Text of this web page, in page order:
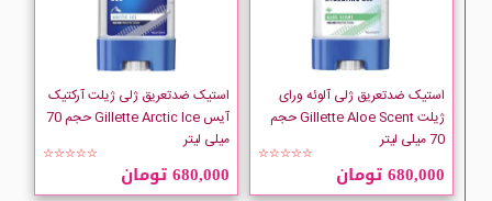
Bielenda
BIONSEN
Bio-Oil
BMS
استیک ضدتعریق ژلی آلوئه ورای
ژیلت Gillette Aloe Scent حجم
70 میلی لیتر
☆☆☆☆☆
680,000 تومان
استیک ضدتعریق ژلی ژیلت آرکتیک
آیس Gillette Arctic Ice حجم 70
میلی لیتر
☆☆☆☆☆
680,000 تومان